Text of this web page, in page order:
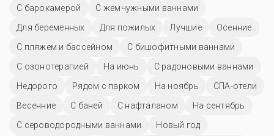
С барокамерой
С жемчужными ваннами
Для беременных
Для пожилых Лучшие
Осенние
С пляжем и бассейном
С бишофитными ваннами
С озонотерапией
На июнь
С радоновыми ваннами
Недорого
Рядом с парком На ноябрь
СПА-отели
Весенние
С баней С нафталаном
На сентябрь
С сероводородными ваннами
Новый год